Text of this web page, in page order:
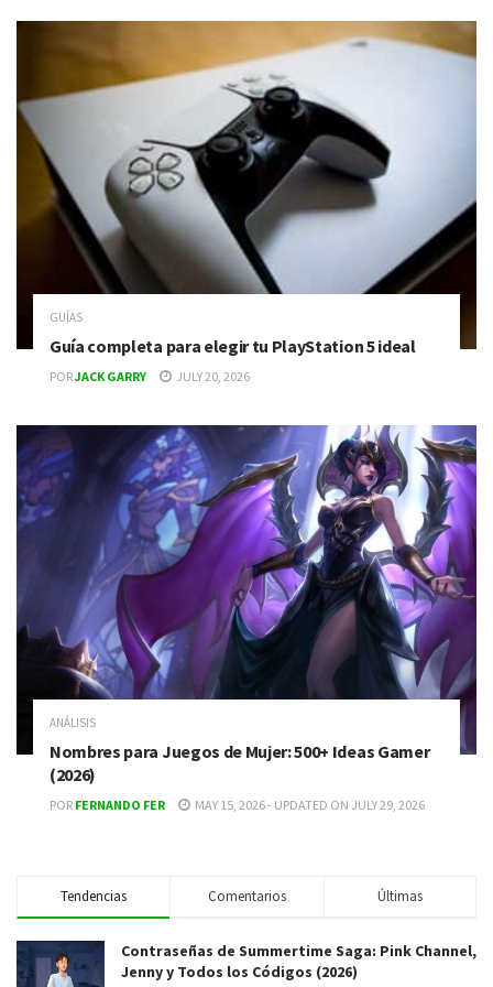
GUÍAS
Guía completa para elegir tu PlayStation 5 ideal
PORJACK GARRY JULY 20, 2026
ANÁLISIS
Nombres para Juegos de Mujer: 500+ Ideas Gamer
(2026)
POR FERNANDO FER MAY 15, 2026 - UPDATED ON JULY 29, 2026
Tendencias Comentarios Últimas
Contraseñas de Summertime Saga: Pink Channel,
Jenny y Todos los Códigos (2026)